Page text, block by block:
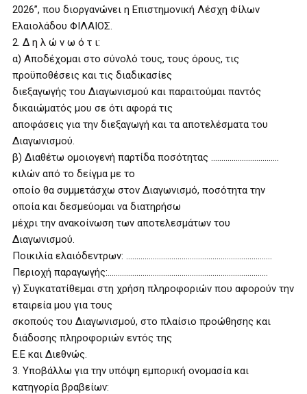
2026”, που διοργανώνει η Επιστημονική Λέσχη Φίλων
Ελαιολάδου ΦΙΛΑΙΟΣ.
2. Δ η λ ώ ν ω ό τ ι:
α) Αποδέχομαι στο σύνολό τους, τους όρους, τις
προϋποθέσεις και τις διαδικασίες
διεξαγωγής του Διαγωνισμού και παραιτούμαι παντός
δικαιώματός μου σε ότι αφορά τις
αποφάσεις για την διεξαγωγή και τα αποτελέσματα του
Διαγωνισμού.
β) Διαθέτω ομοιογενή παρτίδα ποσότητας ……………………………
κιλών από το δείγμα με το
οποίο θα συμμετάσχω στον Διαγωνισμό, ποσότητα την
οποία και δεσμεύομαι να διατηρήσω
μέχρι την ανακοίνωση των αποτελεσμάτων του
Διαγωνισμού.
Ποικιλία ελαιόδεντρων: ……………………………………………………………..
Περιοχή παραγωγής:……………………………………………………………………
γ) Συγκατατίθεμαι στη χρήση πληροφοριών που αφορούν την
εταιρεία μου για τους
σκοπούς του Διαγωνισμού, στο πλαίσιο προώθησης και
διάδοσης πληροφοριών εντός της
Ε.Ε και Διεθνώς.
3. Υποβάλλω για την υπόψη εμπορική ονομασία και
κατηγορία βραβείων: